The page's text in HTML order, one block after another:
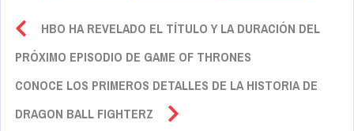
HBO HA REVELADO EL TÍTULO Y LA DURACIÓN DEL
PRÓXIMO EPISODIO DE GAME OF THRONES
CONOCE LOS PRIMEROS DETALLES DE LA HISTORIA DE
DRAGON BALL FIGHTERZ